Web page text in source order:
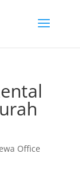
Office